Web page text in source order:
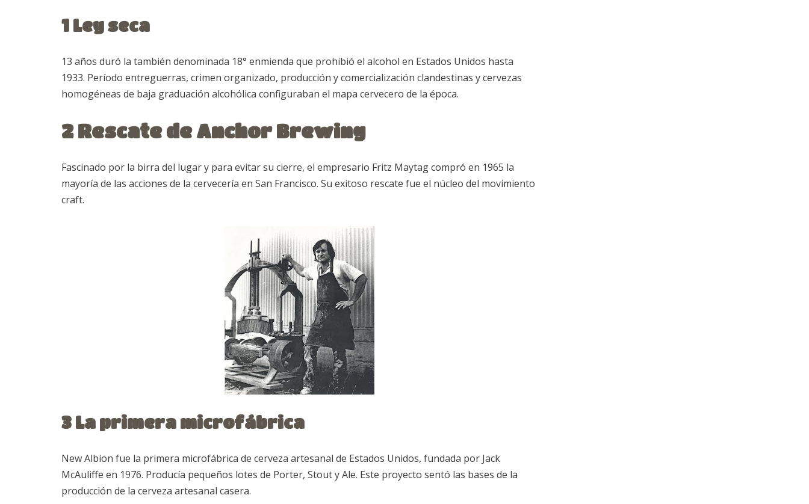
1 Ley seca
13 años duró la también denominada 18° enmienda que prohibió el alcohol en Estados Unidos hasta
1933. Período entreguerras, crimen organizado, producción y comercialización clandestinas y cervezas
homogéneas de baja graduación alcohólica configuraban el mapa cervecero de la época.
2 Rescate de Anchor Brewing
Fascinado por la birra del lugar y para evitar su cierre, el empresario Fritz Maytag compró en 1965 la
mayoría de las acciones de la cervecería en San Francisco. Su exitoso rescate fue el núcleo del movimiento
craft.
3 La primera microfábrica
New Albion fue la primera microfábrica de cerveza artesanal de Estados Unidos, fundada por Jack
McAuliffe en 1976. Producía pequeños lotes de Porter, Stout y Ale. Este proyecto sentó las bases de la
producción de la cerveza artesanal casera.